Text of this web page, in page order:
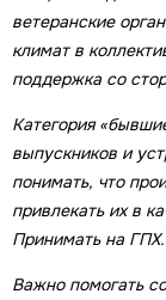
ветеранские
климат в
поддержка со
Категория
выпускников и
понимать, что
привлекать их в
Принимать на ГПХ.
Важно помогать